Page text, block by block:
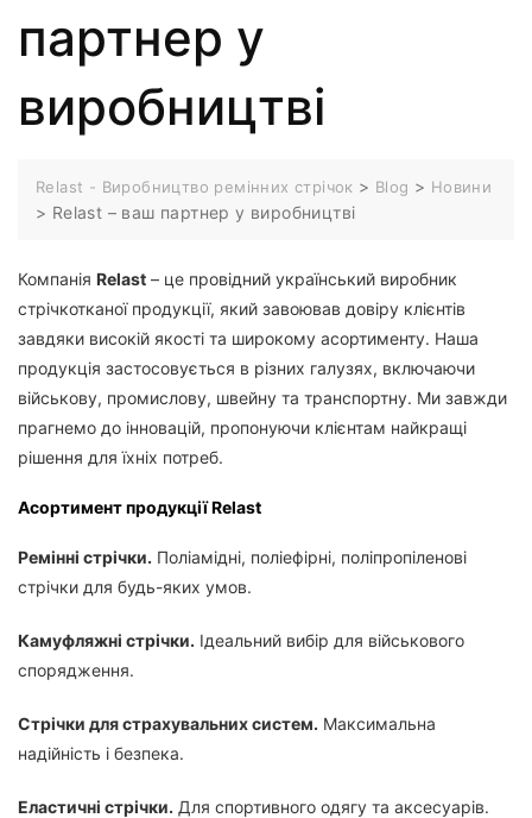
партнер у
виробництві
Relast - Виробництво ремінних стрічок > Blog > Новини
> Relast – ваш партнер у виробництві
Компанія Relast – це провідний український виробник
стрічкотканої продукції, який завоював довіру клієнтів
завдяки високій якості та широкому асортименту. Наша
продукція застосовується в різних галузях, включаючи
військову, промислову, швейну та транспортну. Ми завжди
прагнемо до інновацій, пропонуючи клієнтам найкращі
рішення для їхніх потреб.
Асортимент продукції Relast
Ремінні стрічки. Поліамідні, поліефірні, поліпропіленові
стрічки для будь-яких умов.
Камуфляжні стрічки. Ідеальний вибір для військового
спорядження.
Стрічки для страхувальних систем. Максимальна
надійність і безпека.
Еластичні стрічки. Для спортивного одягу та аксесуарів.